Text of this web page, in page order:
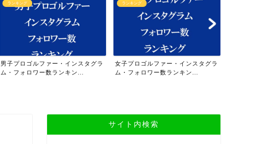
ランキング
男子プロゴルファー・インスタグラ
ム・フォロワー数ランキン...
ランキング
女子プロゴルファー・インスタグラ
ム・フォロワー数ランキン...
サイト内検索